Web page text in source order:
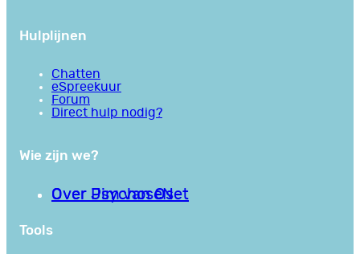
Hulplijnen
Chatten
eSpreekuur
Forum
Direct hulp nodig?
Wie zijn we?
Over PsychoseNet
Over Jim van Os
Tools